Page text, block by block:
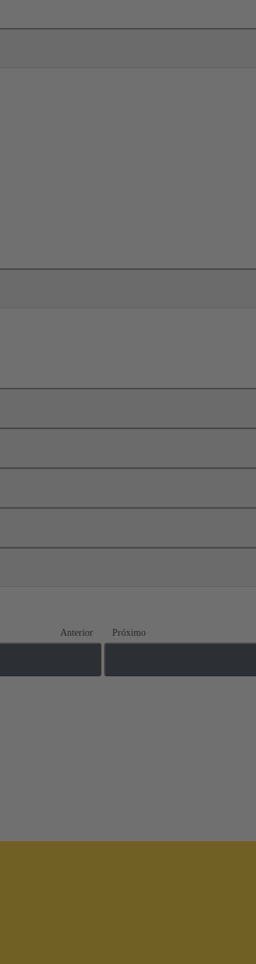
Anterior Próximo